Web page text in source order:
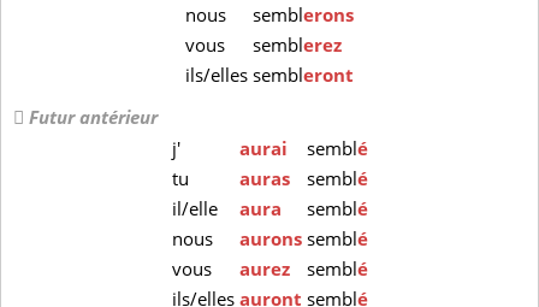
nous
semblerons
vous
semblerez
ils/ellessembleront
Futur antérieur
j'
aurai semblé
tu
auras semblé
il/elle
aura semblé
nous
aurons semblé
vous
aurez semblé
ils/elles auront semblé